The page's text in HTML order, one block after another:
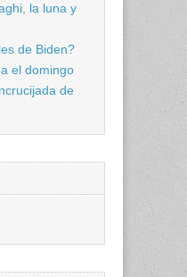
la luna y
de Biden?
el domingo
de